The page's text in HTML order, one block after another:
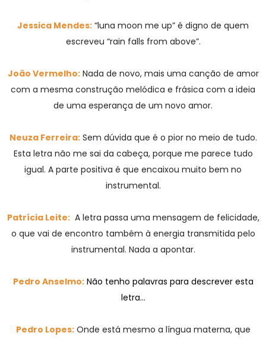
Jessica Mendes: “luna moon me up” é digno de quem
escreveu “rain falls from above”.
João Vermelho:Nada de novo, mais uma canção de amor
com a mesma construção melódica e frásica com a ideia
de uma esperança de um novo amor.
Neuza Ferreira:Sem dúvida que é o pior no meio de tudo.
Esta letra não me sai da cabeça, porque me parece tudo
igual. A parte positiva é que encaixou muito bem no
instrumental.
Patrícia Leite:A letra passa uma mensagem de felicidade,
o que vai de encontro também à energia transmitida pelo
instrumental. Nada a apontar.
Pedro Anselmo:Não tenho palavras para descrever esta
letra…
Pedro Lopes:Onde está mesmo a língua materna, que